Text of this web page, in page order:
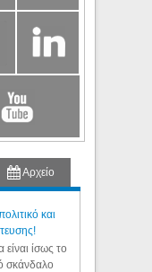
Αρχείο
και
ίσως το
σκάνδαλο